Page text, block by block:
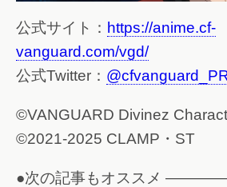
公式サイト： https://anime.cf-
vanguard.com/vgd/
公式Twitter：
©VANGUARD Divinez
©2021-2025 CLAMP・ST
●次の記事もオススメ